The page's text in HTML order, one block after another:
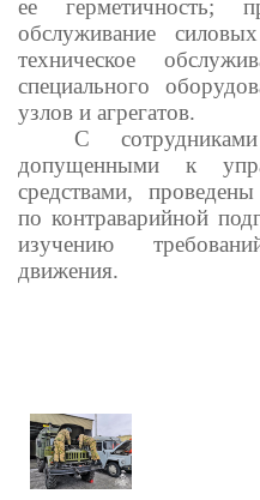
ее герметичность;
обслуживание
техническое
специального
узлов и агрегатов.
С
допущенными к
средствами,
по контраварийной
изучению
движения.